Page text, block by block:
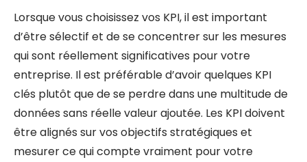
Lorsque vous choisissez vos KPI, il est important
d’être sélectif et de se concentrer sur les mesures
qui sont réellement significatives pour votre
entreprise. Il est préférable d’avoir quelques KPI
clés plutôt que de se perdre dans une multitude de
données sans réelle valeur ajoutée. Les KPI doivent
être alignés sur vos objectifs stratégiques et
mesurer ce qui compte vraiment pour votre